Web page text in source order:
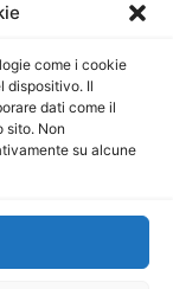
come i cookie
dispositivo. Il
dati come il
sito. Non
su alcune
a r.l. è